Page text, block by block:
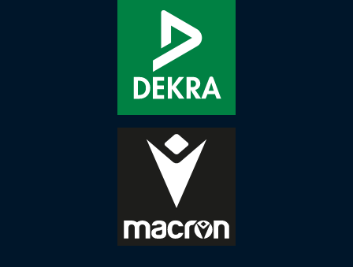
Cookies, die der Sammlung von Informationen und
Erstellung von Berichten über die Website-
Nutzungsstatistik dienen, ohne dass einzelne
Besucher persönlich identifiziert werden können.